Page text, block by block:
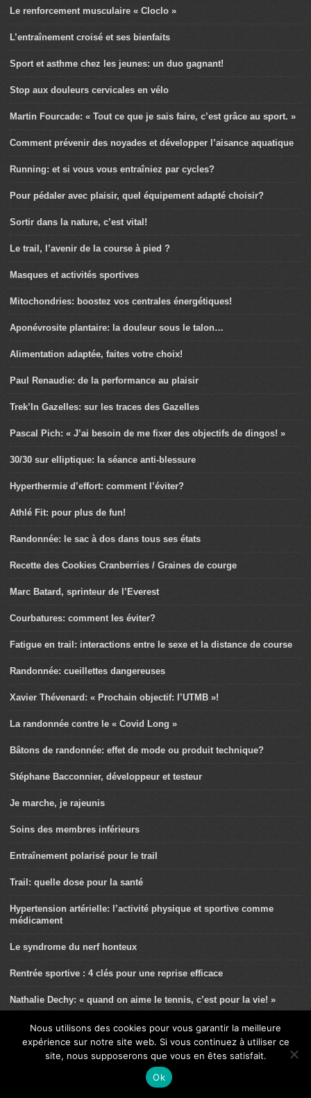
Le renforcement musculaire « Cloclo »
L’entraînement croisé et ses bienfaits
Sport et asthme chez les jeunes: un duo gagnant!
Stop aux douleurs cervicales en vélo
Martin Fourcade: « Tout ce que je sais faire, c’est grâce au sport. »
Comment prévenir des noyades et développer l’aisance aquatique
Running: et si vous vous entraîniez par cycles?
Pour pédaler avec plaisir, quel équipement adapté choisir?
Sortir dans la nature, c’est vital!
Le trail, l’avenir de la course à pied ?
Masques et activités sportives
Mitochondries: boostez vos centrales énergétiques!
Aponévrosite plantaire: la douleur sous le talon…
Alimentation adaptée, faites votre choix!
Paul Renaudie: de la performance au plaisir
Trek’In Gazelles: sur les traces des Gazelles
Pascal Pich: « J’ai besoin de me fixer des objectifs de dingos! »
30/30 sur elliptique: la séance anti-blessure
Hyperthermie d’effort: comment l’éviter?
Athlé Fit: pour plus de fun!
Randonnée: le sac à dos dans tous ses états
Recette des Cookies Cranberries / Graines de courge
Marc Batard, sprinteur de l’Everest
Courbatures: comment les éviter?
Fatigue en trail: interactions entre le sexe et la distance de course
Randonnée: cueillettes dangereuses
Xavier Thévenard: « Prochain objectif: l’UTMB »!
La randonnée contre le « Covid Long »
Bâtons de randonnée: effet de mode ou produit technique?
Stéphane Bacconnier, développeur et testeur
Je marche, je rajeunis
Soins des membres inférieurs
Entraînement polarisé pour le trail
Trail: quelle dose pour la santé
Hypertension artérielle: l’activité physique et sportive comme
médicament
Le syndrome du nerf honteux
Rentrée sportive : 4 clés pour une reprise efficace
Nathalie Dechy: « quand on aime le tennis, c’est pour la vie! »
Léonie Périault: la belle expérience olympique
Endométriose et activités physiques et sportives (APS)
Ce n’est pas un syndrome de l’essuie-glace
Nous utilisons des cookies pour vous garantir la meilleure
expérience sur notre site web. Si vous continuez à utiliser ce
site, nous supposerons que vous en êtes satisfait.
Ok